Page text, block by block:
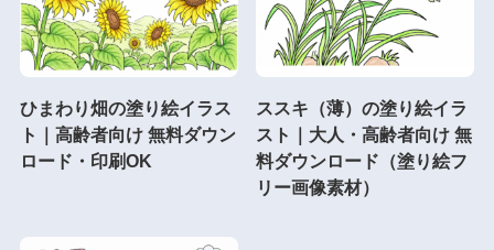
ひまわり畑の塗り絵イラス
ト｜高齢者向け 無料ダウン
ロード・印刷OK
ススキ（薄）の塗り絵イラ
スト｜大人・高齢者向け 無
料ダウンロード（塗り絵フ
リー画像素材）